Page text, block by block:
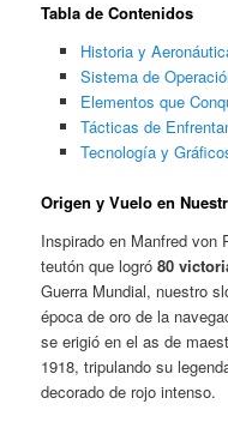
Tabla de Contenidos
Historia y
Sistema de
Elementos que
Tácticas de
Tecnología y
Origen y Vuelo en
Inspirado en Manfred von
teutón que logró80
Guerra Mundial, nuestro
época de oro de la
se erigió en el as de
1918, tripulando su
decorado de rojo intenso.